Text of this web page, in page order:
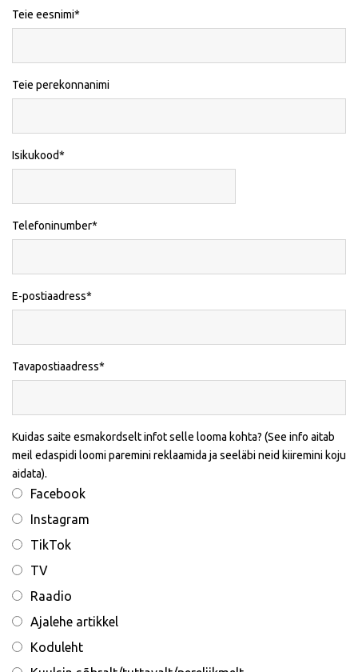
Teie eesnimi
Teie perekonnanimi
Isikukood
Telefoninumber
E-postiaadress
Tavapostiaadress
Kuidas saite esmakordselt infot selle looma kohta? (See info aitab
meil edaspidi loomi paremini reklaamida ja seeläbi neid kiiremini koju
aidata).
Facebook
Instagram
TikTok
TV
Raadio
Ajalehe artikkel
Koduleht